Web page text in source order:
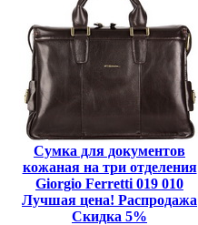
Сумка для документов
кожаная на три отделения
Giorgio Ferretti 019 010
Лучшая цена! Распродажа
Скидка 5%